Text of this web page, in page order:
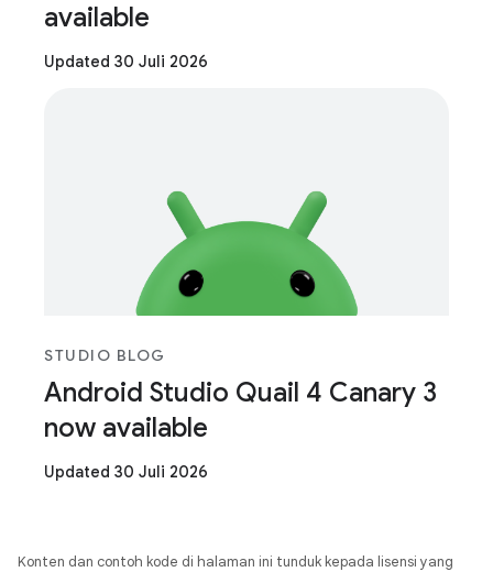
available
Updated 30 Juli 2026
STUDIO BLOG
Android Studio Quail 4 Canary 3
now available
Updated 30 Juli 2026
Konten dan contoh kode di halaman ini tunduk kepada lisensi yang